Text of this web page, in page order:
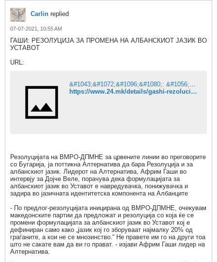
Carlin replied
07-07-2021, 10:55 AM
ГАШИ: РЕЗОЛУЦИЈА ЗА ПРОМЕНА НА АЛБАНСКИОТ ЈАЗИК ВО
УСТАВОТ
URL:
&#1043;&#1072;&#1096;&#1080;: &#1056;&#1077;&#1079;&#1086;&#1083;&#1091;&#1094;&#1080;&#1112;&#1072; &#1079;&#1072; &#1087;&#1088;&#1086;&#1084;&#1077;&#1085;&#1072; &#1085;&#1072; &#1072;&#1083;&#1073;&#1072;&#1085;&#1089;&#1082;&#1080;&#1086;&#1090; &#1112;&#1072;&#1079;&#1080;&#1082; &#1074;&#1086; &#1059;&#1089;&#1090;&#1072;&#1074;&#1086;&#1090;
https://www.24.mk/details/gashi-rezolucija-za-promena-na-albanskiot-jazik-vo-ustavot
Резолуцијата на ВМРО-ДПМНЕ за црвените линии во преговорите
со Бугарија, ја поттикна Алтернатива да бара Резолуција и за
албанскиот јазик. Лидерот на Алтернатива, Африм Гаши во
интервју за Дојче Веле, порачува дека формулацијата за
албанскиот јазик во Уставот е навредувачка, понижувачка и
задира во јазичната идентитетска компонента на Албанците
- По предлог-резолуцијата иницирана од ВМРО-ДПМНЕ, очекувам
македонските партии да предложат и резолуција со која ќе се
промени формулацијата за албанскиот јазик во Уставот кој е
дефиниран само како „јазик кој го зборуваат најмалку 20% од
граѓаните, а кои не се мнозинство.“ Не правете им го на други тоа
што не сакате вам да ви го прават. - изјави Африм Гаши лидер на
Алтернатива.